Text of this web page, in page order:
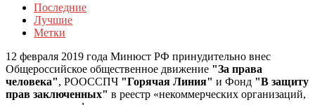
Последние
Лучшие
Метки
12 февраля 2019 года Минюст РФ принудительно внес
Общероссийское общественное движение "За права
человека", РООССПЧ "Горячая Линия" и Фонд "В защиту
прав заключенных" в реестр «некоммерческих организаций,